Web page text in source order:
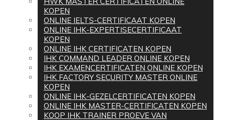
KOPEN
ONLINE IELTS-CERTIFICAAT KOPEN
ONLINE IHK-EXPERTISECERTIFICAAT
KOPEN
ONLINE IHK CERTIFICATEN KOPEN
IHK COMMAND LEADER ONLINE KOPEN
IHK EXAMENCERTIFICATEN ONLINE KOPEN
IHK FACTORY SECURITY MASTER ONLINE
KOPEN
ONLINE IHK-GEZELCERTIFICATEN KOPEN
ONLINE IHK MASTER-CERTIFICATEN KOPEN
KOOP IHK TRAINER PROEVE VAN